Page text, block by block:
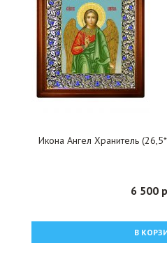
Икона Ангел Хранитель
6 500
В